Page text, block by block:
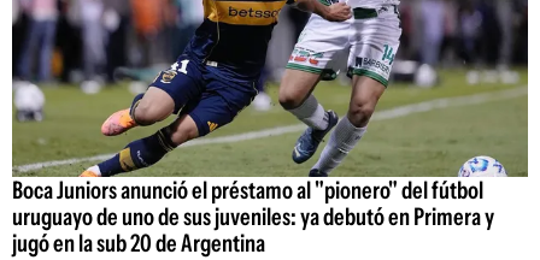
Boca Juniors anunció el préstamo al "pionero" del fútbol
uruguayo de uno de sus juveniles: ya debutó en Primera y
jugó en la sub 20 de Argentina